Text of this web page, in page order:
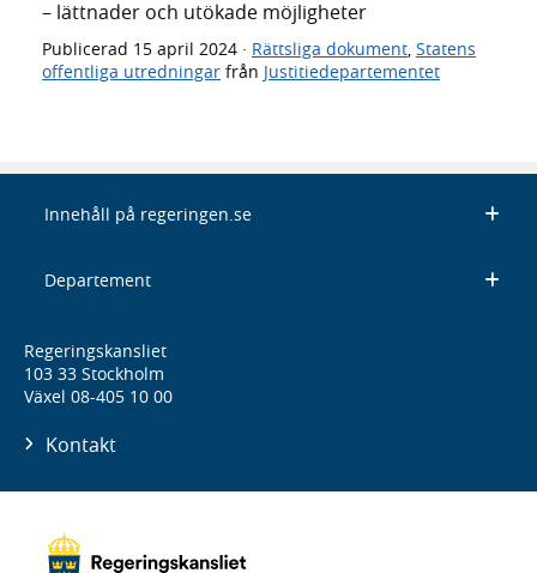
– lättnader och utökade möjligheter
Publicerad 15 april 2024 · Rättsliga dokument Statens
offentliga utredningar från Justitiedepartementet
Innehåll på regeringen.se
Departement
Regeringskansliet
103 33 Stockholm
Växel 08-405 10 00
Kontakt